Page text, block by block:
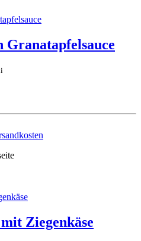
Granatapfelsauce
Ziegenkäse